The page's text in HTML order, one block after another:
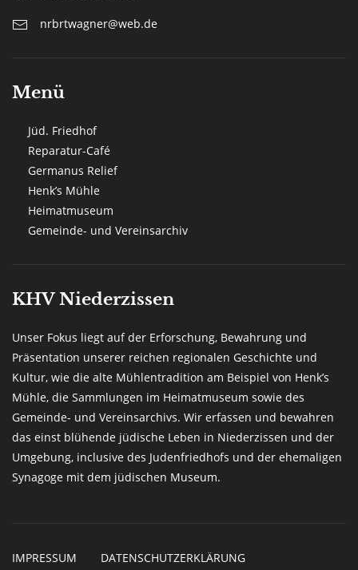
nrbrtwagner@web.de
Menü
Jüd. Friedhof
Reparatur-Café
Germanus Relief
Henk’s Mühle
Heimatmuseum
Gemeinde- und Vereinsarchiv
KHV Niederzissen
Unser Fokus liegt auf der Erforschung, Bewahrung und
Präsentation unserer reichen regionalen Geschichte und
Kultur, wie die alte Mühlentradition am Beispiel von Henk’s
Mühle, die Sammlungen im Heimatmuseum sowie des
Gemeinde- und Vereinsarchivs. Wir erfassen und bewahren
das einst blühende jüdische Leben in Niederzissen und der
Umgebung, inclusive des Judenfriedhofs und der ehemaligen
Synagoge mit dem jüdischen Museum.
IMPRESSUM DATENSCHUTZERKLÄRUNG